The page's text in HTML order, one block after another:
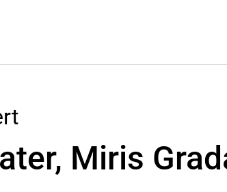
Miris